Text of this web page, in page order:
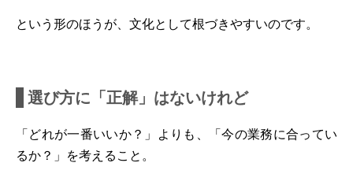
という形のほうが、文化として根づきやすいのです。
選び方に「正解」はないけれど
「どれが一番いいか？」よりも、「今の業務に合ってい
るか？」を考えること。